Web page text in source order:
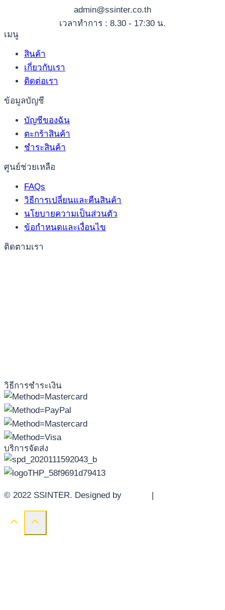
admin@ssinter.co.th
เวลาทำการ : 8.30 - 17:30 น.
เมนู
สินค้า
เกี่ยวกับเรา
ติดต่อเรา
ข้อมูลบัญชี
บัญชีของฉัน
ตะกร้าสินค้า
ชำระสินค้า
ศูนย์ช่วยเหลือ
FAQs
วิธีการเปลี่ยนและคืนสินค้า
นโยบายความเป็นส่วนตัว
ข้อกำหนดและเงื่อนไข
ติดตามเรา
วิธีการชำระเงิน
บริการจัดส่ง
© 2022 SSINTER. Designed by |